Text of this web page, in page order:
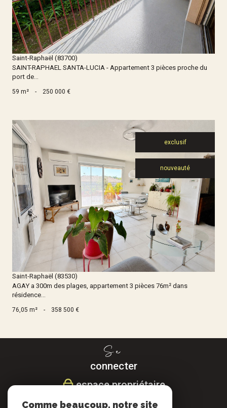
Saint-Raphaël (83700)
SAINT-RAPHAEL SANTA-LUCIA - Appartement 3 pièces proche du
port de...
59 m² - 250 000 €
exclusif
nouveauté
Voir le bien
Saint-Raphaël (83530)
AGAY a 300m des plages, appartement 3 pièces 76m² dans
résidence...
76,05 m² - 358 500 €
Se
connecter
espace propriétaire
Comme beaucoup, notre site